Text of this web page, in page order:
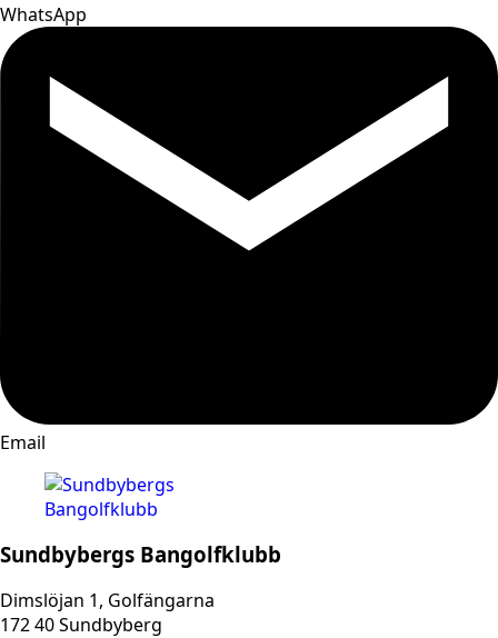
WhatsApp
Email
Sundbybergs Bangolfklubb
Dimslöjan 1, Golfängarna
172 40 Sundbyberg